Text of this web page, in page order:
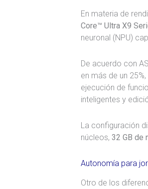
En materia de
Core™ Ultra X9
neuronal (NPU)
De acuerdo con
en más de un
ejecución de
inteligentes y
La configuración
núcleos, 32 GB de
Autonomía para
Otro de los